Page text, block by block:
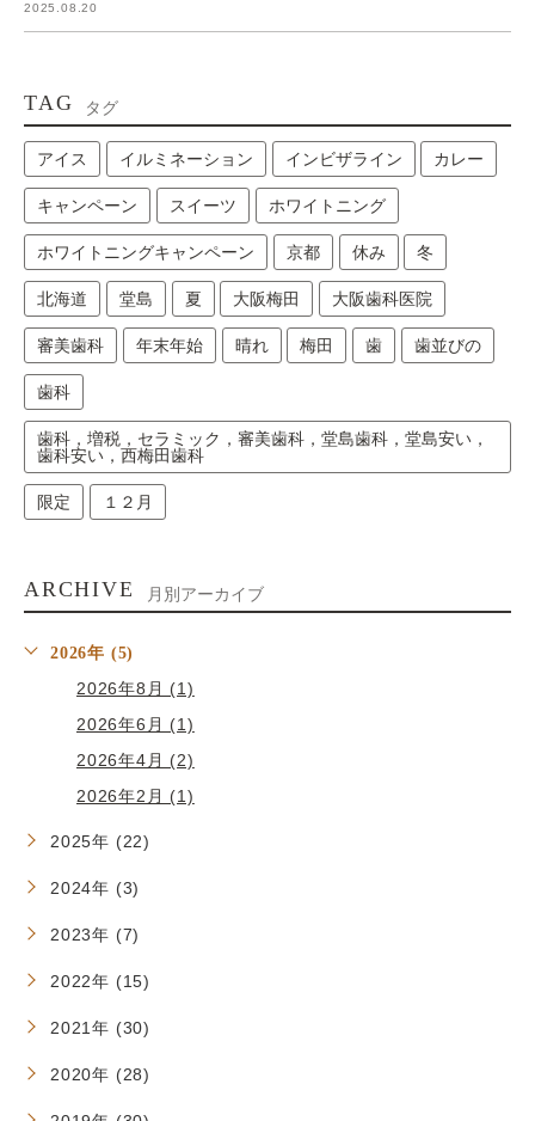
2025.08.20
TAG タグ
アイス イルミネーション インビザライン カレー
キャンペーン スイーツ ホワイトニング
ホワイトニングキャンペーン 京都 休み 冬
北海道 堂島 夏 大阪梅田 大阪歯科医院
審美歯科 年末年始 晴れ 梅田 歯 歯並びの
歯科
歯科，増税，セラミック，審美歯科，堂島歯科，堂島安い，
歯科安い，西梅田歯科
限定 １２月
ARCHIVE 月別アーカイブ
2026年 (5)
2026年8月 (1)
2026年6月 (1)
2026年4月 (2)
2026年2月 (1)
2025年 (22)
2024年 (3)
2023年 (7)
2022年 (15)
2021年 (30)
2020年 (28)